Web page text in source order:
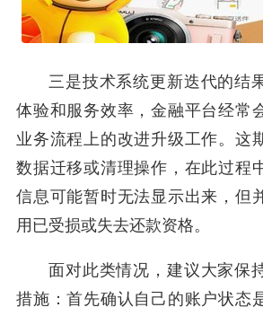
三是技术系统更新迭代的结
体验和服务效率，金融平台经常
业务流程上的改进升级工作。这
数据迁移或清理操作，在此过程
信息可能暂时无法显示出来，但
用已受损或失去还款资格。
面对此类情况，建议大家保
措施：首先确认自己的账户状态